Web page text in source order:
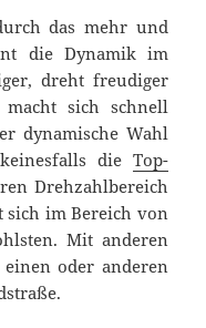
das mehr und
die Dynamik im
dreht freudiger
sich schnell
dynamische Wahl
die Top-
Drehzahlbereich
im Bereich von
Mit anderen
oder anderen